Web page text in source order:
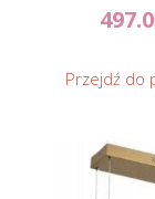
Przejdź do